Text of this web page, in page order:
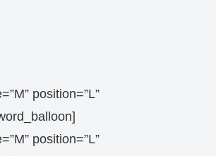
position=”L”
position=”L”